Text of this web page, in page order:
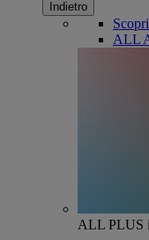
Indietro
ALL
ALL PLUS